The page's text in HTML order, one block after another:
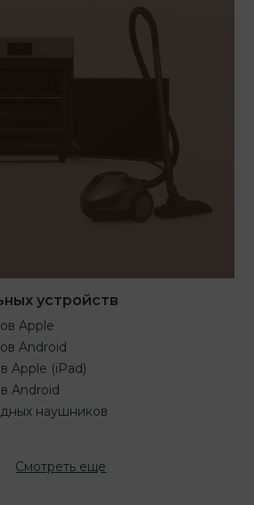
устройств
Apple
Android
Apple (iPad)
Android
наушников
Смотреть еще